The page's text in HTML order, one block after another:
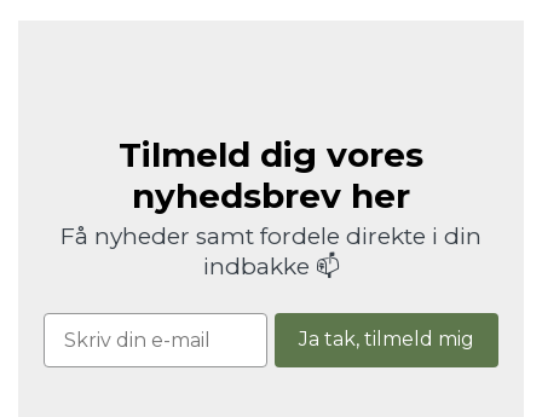
Tilmeld dig vores
nyhedsbrev her
Få nyheder samt fordele direkte i din
indbakke 📫
Ja tak, tilmeld mig